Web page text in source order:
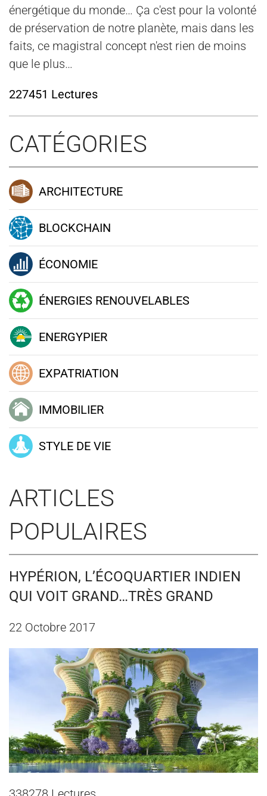
énergétique du monde… Ça c'est pour la volonté
de préservation de notre planète, mais dans les
faits, ce magistral concept n'est rien de moins
que le plus…
227451 Lectures
CATÉGORIES
ARCHITECTURE
BLOCKCHAIN
ÉCONOMIE
ÉNERGIES RENOUVELABLES
ENERGYPIER
EXPATRIATION
IMMOBILIER
STYLE DE VIE
ARTICLES
POPULAIRES
HYPÉRION, L’ÉCOQUARTIER INDIEN
QUI VOIT GRAND…TRÈS GRAND
22 Octobre 2017